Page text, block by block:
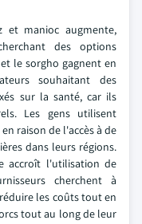
et manioc augmente,
des options
le sorgho gagnent en
souhaitant des
sur la santé, car ils
Les gens utilisent
raison de l'accès à de
dans leurs régions.
accroît l'utilisation de
cherchent à
les coûts tout en
tout au long de leur